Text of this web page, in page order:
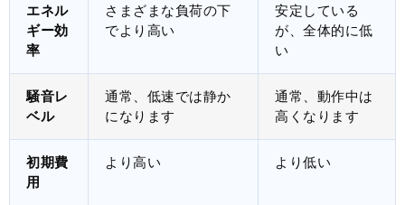
エネル
ギー効
率
さまざまな負荷の下
でより高い
安定している
が、全体的に低
い
騒音レ
ベル
通常、低速では静か
になります
通常、動作中は
高くなります
初期費
用
より高い より低い